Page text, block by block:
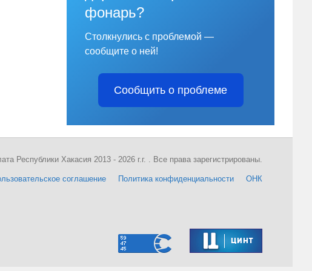
фонарь?
Столкнулись с проблемой —
сообщите о ней!
Сообщить о проблеме
соглашение Политика конфиденциальности ОНК
Республики Хакасия 2013 - 2026 г.г. . Все права зарегистрированы.